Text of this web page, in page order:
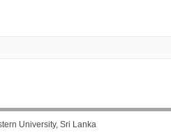
University, Sri Lanka